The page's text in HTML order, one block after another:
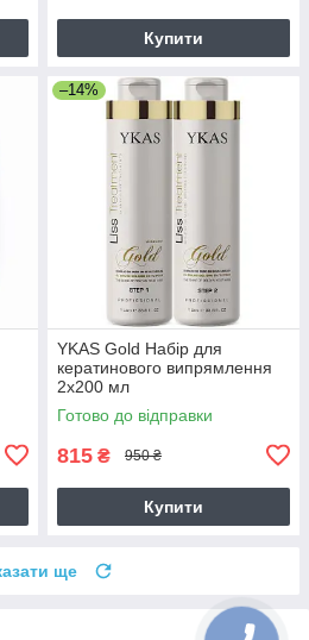
Купити
–14%
YKAS Gold Набір для
кератинового випрямлення
2х200 мл
Готово до відправки
815 ₴ 950 ₴
Купити
ще